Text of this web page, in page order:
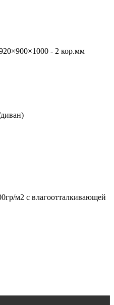
- 2 кор.мм
м2 с влагоотталкивающей